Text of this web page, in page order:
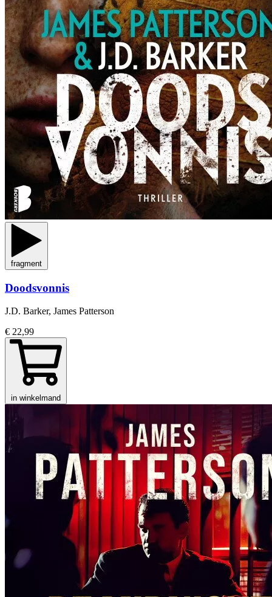
fragment
Doodsvonnis
J.D. Barker, James Patterson
€ 22,99
in winkelmand